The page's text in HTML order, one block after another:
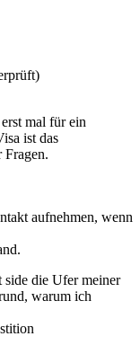
mal für ein
ist das
aufnehmen, wenn
side die Ufer meiner
warum ich